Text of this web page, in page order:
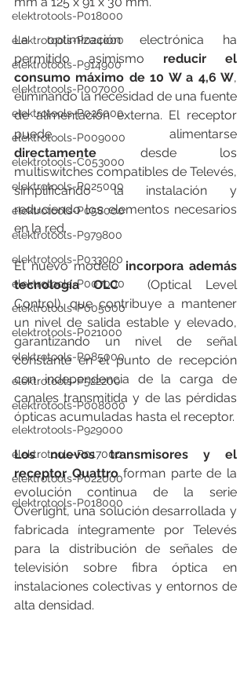
elektrotools-P018000
elektrotools-P024000
elektrotools-P914900
elektrotools-P007000
elektrotools-P026000
elektrotools-P009000
elektrotools-C053000
elektrotools-P025000
elektrotools-P058000
elektrotools-P979800
elektrotools-P033000
elektrotools-P007000
elektrotools-P005000
elektrotools-P021000
elektrotools-P085000
elektrotools-P522200
elektrotools-P008000
elektrotools-P929000
elektrotools-P017000
elektrotools-P022000
elektrotools-P018000
La optimización electrónica ha
permitido asimismo reducir el
consumo máximo de 10 W a 4,6 W,
eliminando la necesidad de una fuente
de alimentación externa. El receptor
directamente desde los
multiswitches compatibles de Televés,
simplificando la instalación y
reduciendo los elementos necesarios
en la red.
El nuevo modelo incorpora además
tecnología OLC (Optical Level
Control), que contribuye a mantener
un nivel de salida estable y elevado,
garantizando un nivel de señal
constante en el punto de recepción
con independencia de la carga de
canales transmitida y de las pérdidas
ópticas acumuladas hasta el receptor.
Los nuevos transmisores y el
receptor Quattro forman parte de la
evolución continua de la serie
Overlight, una solución desarrollada y
fabricada íntegramente por Televés
para la distribución de señales de
televisión sobre fibra óptica en
instalaciones colectivas y entornos de
alta densidad.